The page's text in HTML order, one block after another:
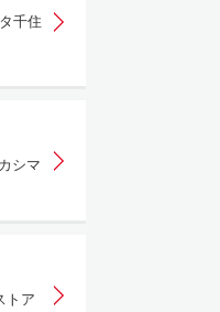
千住
シマ
トア